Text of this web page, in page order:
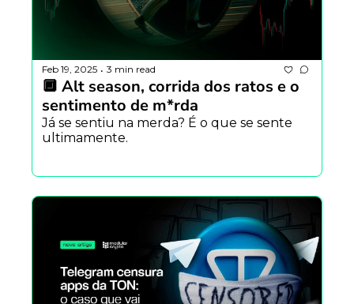
Feb 19, 2025 • 3 min read
🔲 Alt season, corrida dos ratos e o
sentimento de m*rda
Já se sentiu na merda? É o que se sente
ultimamente.